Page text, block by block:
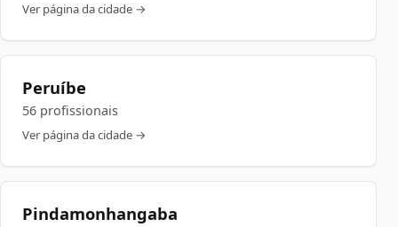
Ver página da cidade →
Peruíbe
56 profissionais
Ver página da cidade →
Pindamonhangaba